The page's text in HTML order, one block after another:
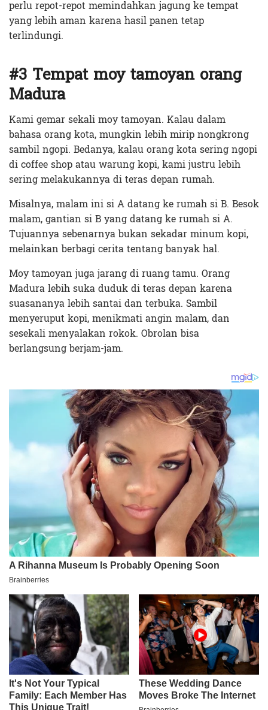
perlu repot-repot memindahkan jagung ke tempat
yang lebih aman karena hasil panen tetap
terlindungi.
#3 Tempat moy tamoyan orang
Madura
Kami gemar sekali moy tamoyan. Kalau dalam
bahasa orang kota, mungkin lebih mirip nongkrong
sambil ngopi. Bedanya, kalau orang kota sering ngopi
di coffee shop atau warung kopi, kami justru lebih
sering melakukannya di teras depan rumah.
Misalnya, malam ini si A datang ke rumah si B. Besok
malam, gantian si B yang datang ke rumah si A.
Tujuannya sebenarnya bukan sekadar minum kopi,
melainkan berbagi cerita tentang banyak hal.
Moy tamoyan juga jarang di ruang tamu. Orang
Madura lebih suka duduk di teras depan karena
suasananya lebih santai dan terbuka. Sambil
menyeruput kopi, menikmati angin malam, dan
sesekali menyalakan rokok. Obrolan bisa
berlangsung berjam-jam.